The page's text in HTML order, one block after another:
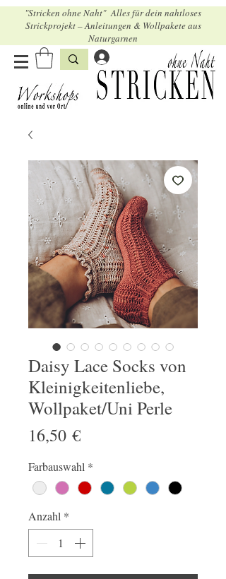
"Stricken ohne Naht" Alles für dein nahtloses
Strickprojekt – Anleitungen & Wollpakete aus
Naturgarnen
Daisy Lace Socks von
Kleinigkeitenliebe,
Wollpaket/Uni Perle
16,50 €Preis
Farbauswahl *
Anzahl *